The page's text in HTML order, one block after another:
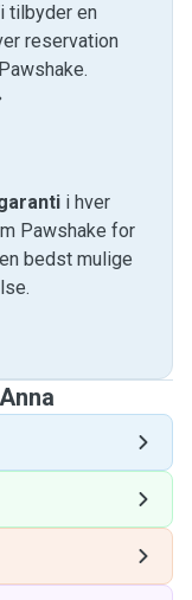
tilbyder en
reservation
i hver
Pawshake for
bedst mulige